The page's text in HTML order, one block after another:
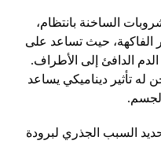
الساخنة بانتظام،
الفاكهة، حيث تساعد على
الدافئ إلى الأطراف.
له تأثير ديناميكي يساعد
السبب الجذري لبرودة